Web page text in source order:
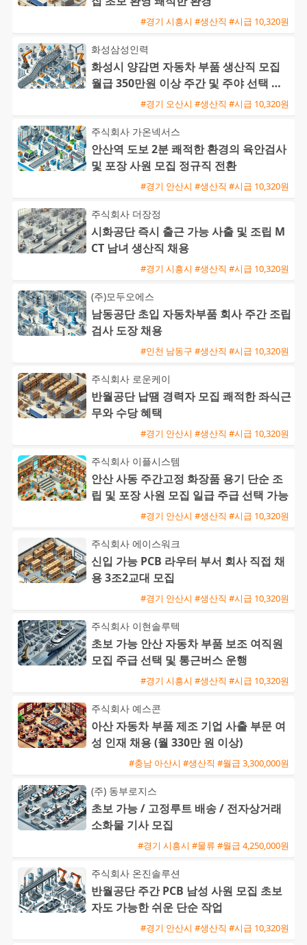
#경기 시흥시 #생산직 #시급 10,320원
화성삼성인력
화성시 양감면 자동차 부품 생산직 모집
월급 350만원 이상 주간 및 주야 선택 가
능 초보 및 외국인 환영
#경기 오산시 #생산직 #시급 10,320원
주식회사 가온넥서스
안산역 도보 2분 쾌적한 환경의 육안검사
및 포장 사원 모집 정규직 전환
#경기 안산시 #생산직 #시급 10,320원
주식회사 더장정
시화공단 즉시 출근 가능 사출 및 조립 M
CT 남녀 생산직 채용
#경기 시흥시 #생산직 #시급 10,320원
(주)모두오에스
남동공단 초입 자동차부품 회사 주간 조립
검사 도장 채용
#인천 남동구 #생산직 #시급 10,320원
주식회사 로운케이
반월공단 납땜 경력자 모집 쾌적한 좌식근
무와 수당 혜택
#경기 안산시 #생산직 #시급 10,320원
주식회사 이플시스템
안산 사동 주간고정 화장품 용기 단순 조
립 및 포장 사원 모집 일급 주급 선택 가능
#경기 안산시 #생산직 #시급 10,320원
주식회사 에이스워크
신입 가능 PCB 라우터 부서 회사 직접 채
용 3조2교대 모집
#경기 안산시 #생산직 #시급 10,320원
주식회사 이현솔루텍
초보 가능 안산 자동차 부품 보조 여직원
모집 주급 선택 및 통근버스 운행
#경기 시흥시 #생산직 #시급 10,320원
주식회사 예스콘
아산 자동차 부품 제조 기업 사출 부문 여
성 인재 채용 (월 330만 원 이상)
#충남 아산시 #생산직 #월급 3,300,000원
(주) 동부로지스
초보 가능 / 고정루트 배송 / 전자상거래
소화물 기사 모집
#경기 시흥시 #물류 #월급 4,250,000원
주식회사 온진솔루션
반월공단 주간 PCB 남성 사원 모집 초보
자도 가능한 쉬운 단순 작업
#경기 안산시 #생산직 #시급 10,320원